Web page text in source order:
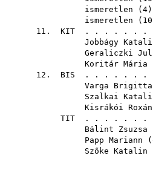
ismeretlen ( 4
ismeretlen ( 10
11. KIT . . . . . . . .
Jobbágy
Geraliczki
Koritár Mária
12. BIS . . . . . . . .
Varga Brigitta
Szalkai
Kisrákói
TIT . . . . . . .
Bálint Zsuzsa
Papp Mariann (
Szőke Katalin